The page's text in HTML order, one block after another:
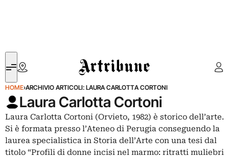
Artribune
HOME›ARCHIVIO ARTICOLI: LAURA CARLOTTA CORTONI
Laura Carlotta Cortoni
Laura Carlotta Cortoni (Orvieto, 1982) è storico dell’arte.
Si è formata presso l’Ateneo di Perugia conseguendo la
laurea specialistica in Storia dell’Arte con una tesi dal
titolo “Profili di donne incisi nel marmo: ritratti muliebri